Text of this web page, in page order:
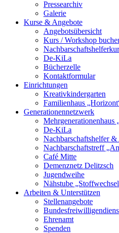
Pressearchiv
Galerie
Kurse & Angebote
Angebotsübersicht
Kurs / Workshop
De-KiLa
Bücherzelle
Kontaktformular
Einrichtungen
Kreativkindergarten
Familienhaus
Generationennetzwerk
Mehrgenerationenhaus
De-KiLa
Nachbarschaftshelfer
Nachbarschaftstreff
Café Mitte
Demenznetz Delitzsch
Jugendweihe
Nähstube
Arbeiten & Unterstützen
Stellenangebote
Ehrenamt
Spenden